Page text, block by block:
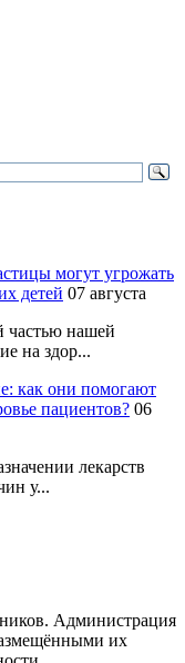
могут угрожать
детей 07 августа
частью нашей
на здор...
как они помогают
пациентов? 06
лекарств
у...
Администрация
их